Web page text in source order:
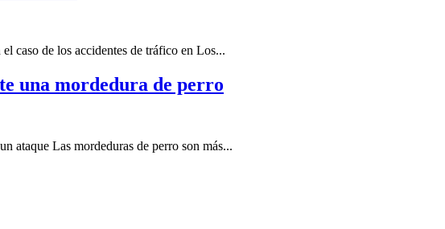
caso de los accidentes de tráfico en Los...
una mordedura de perro
ataque Las mordeduras de perro son más...